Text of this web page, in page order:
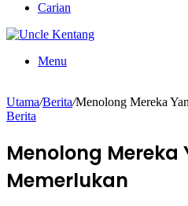
Carian
Menu
Utama/Berita/Menolong Mereka
Berita
Menolong Mereka
Memerlukan